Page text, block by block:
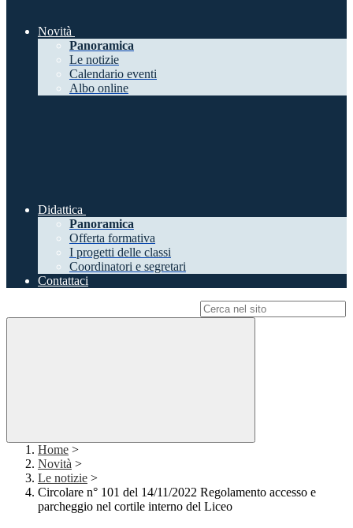
Novità
Panoramica
Le notizie
Calendario eventi
Albo online
Didattica
Panoramica
Offerta formativa
I progetti delle classi
Coordinatori e segretari
Contattaci
Home >
Novità >
Le notizie >
Circolare n° 101 del 14/11/2022 Regolamento accesso e
parcheggio nel cortile interno del Liceo